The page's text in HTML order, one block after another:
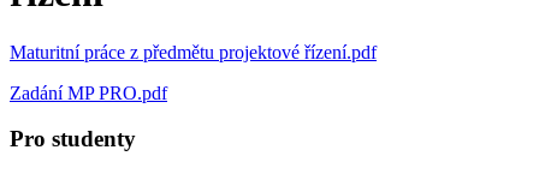
Maturitní práce z předmětu projektové řízení.pdf
Zadání MP PRO.pdf
Pro studenty